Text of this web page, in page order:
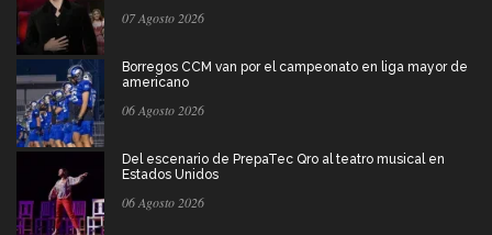
07 Agosto 2026
Borregos CCM van por el campeonato en liga mayor de
americano
06 Agosto 2026
Del escenario de PrepaTec Qro al teatro musical en
Estados Unidos
06 Agosto 2026